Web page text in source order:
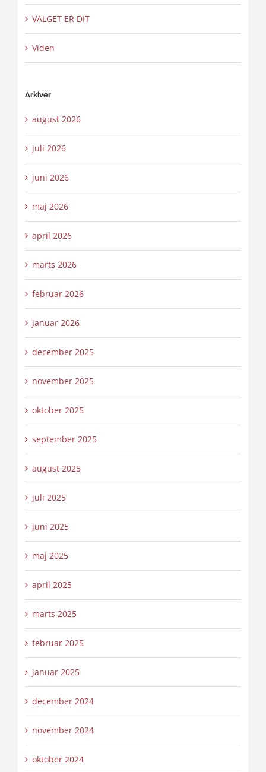
VALGET ER DIT
Viden
Arkiver
august 2026
juli 2026
juni 2026
maj 2026
april 2026
marts 2026
februar 2026
januar 2026
december 2025
november 2025
oktober 2025
september 2025
august 2025
juli 2025
juni 2025
maj 2025
april 2025
marts 2025
februar 2025
januar 2025
december 2024
november 2024
oktober 2024